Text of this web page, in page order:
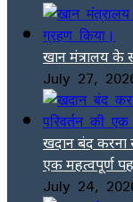
खान मंत्रालय के
July 27,
खदान बंद करना
एक महत्वपूर्ण
July 24,